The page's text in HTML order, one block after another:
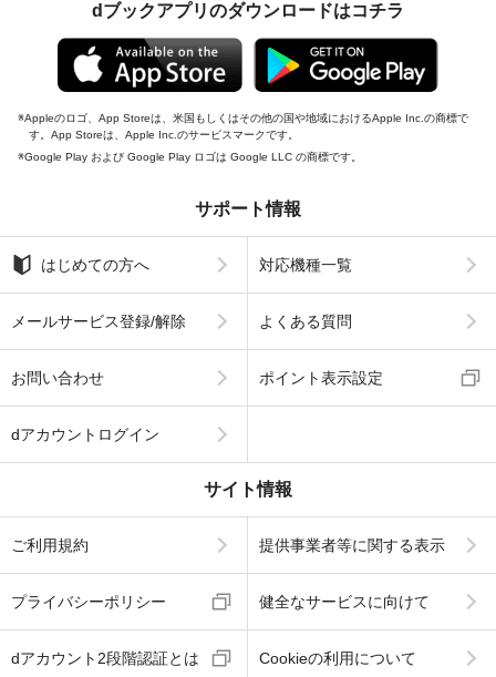
dブックアプリのダウンロードはコチラ
Appleのロゴ、App Storeは、米国もしくはその他の国や地域におけるApple Inc.の商標で
す。App Storeは、Apple Inc.のサービスマークです。
Google Play および Google Play ロゴは Google LLC の商標です。
サポート情報
はじめての方へ 対応機種一覧
メールサービス登録/解除 よくある質問
お問い合わせ ポイント表示設定
dアカウントログイン
サイト情報
ご利用規約 提供事業者等に関する表示
プライバシーポリシー 健全なサービスに向けて
dアカウント2段階認証とは Cookieの利用について